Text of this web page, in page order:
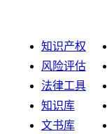
知识产权
风险评估
法律工具
知识库
文书库